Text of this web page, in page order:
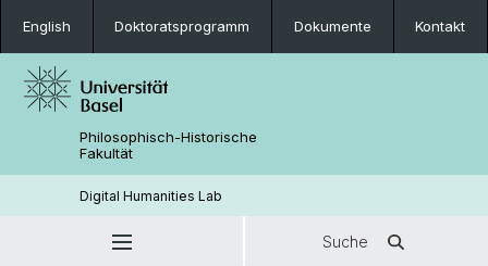
English Doktoratsprogramm Dokumente Kontakt
Philosophisch-Historische
Fakultät
Digital Humanities Lab
Suche